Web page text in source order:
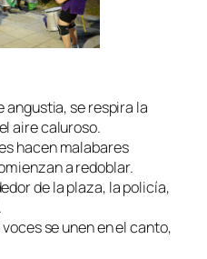
angustia, se respira la
aire caluroso.
hacen malabares
a redoblar.
de la plaza, la policía,
se unen en el canto,